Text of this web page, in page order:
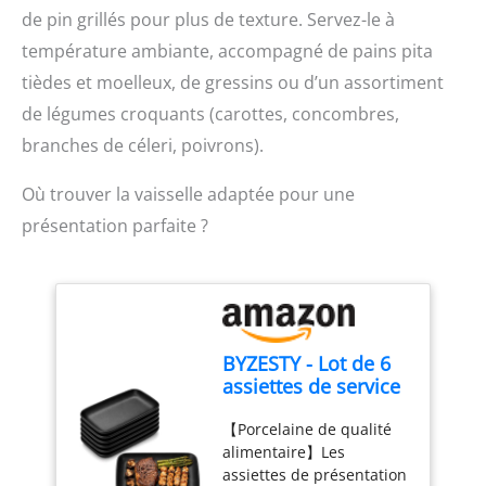
dimensions sont : H : 44,5
cm x L : 21 cm x P : 17,5
cm. Poids : 6,3 kg.
Couleur : Noir
brossé
de pin grillés pour plus de texture. Servez-le à
température ambiante, accompagné de pains pita
tièdes et moelleux, de gressins ou d’un assortiment
de légumes croquants (carottes, concombres,
branches de céleri, poivrons).
Où trouver la vaisselle adaptée pour une
présentation parfaite ?
BYZESTY - Lot de 6
assiettes de service
qualité supérieure -
Noir - 15,5 x 9,1 cm
- Assiettes à
【Porcelaine de qualité
alimentaire】Les
assiettes de présentation